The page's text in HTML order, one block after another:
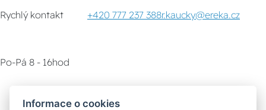
Rychlý kontakt +420 777 237 388r.kaucky@ereka.cz
Po-Pá 8 - 16hod
Informace o cookies